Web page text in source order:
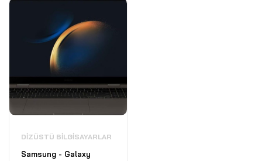
DIZÜSTÜ BILGISAYARLAR
Samsung - Galaxy